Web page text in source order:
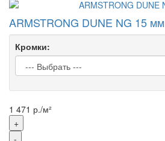
ARMSTRONG DUNE NG 15 мм
Кромки:
1 471 р./м²
+
-